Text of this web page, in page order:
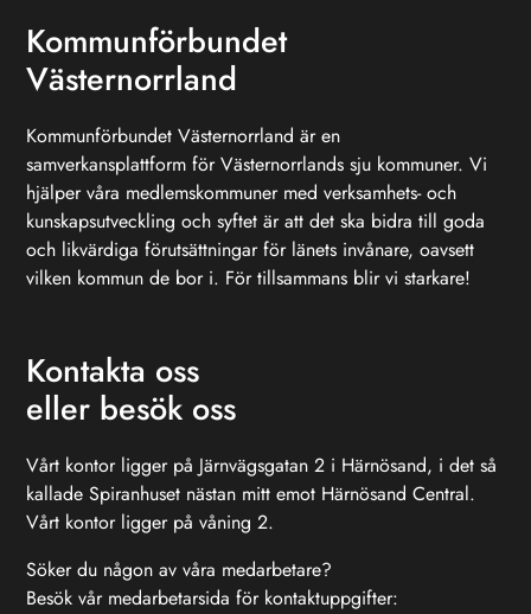
Kommunförbundet
Västernorrland
Kommunförbundet Västernorrland är en
samverkansplattform för Västernorrlands sju kommuner. Vi
hjälper våra medlemskommuner med verksamhets- och
kunskapsutveckling och syftet är att det ska bidra till goda
och likvärdiga förutsättningar för länets invånare, oavsett
vilken kommun de bor i. För tillsammans blir vi starkare!
Kontakta oss
eller besök oss
Vårt kontor ligger på Järnvägsgatan 2 i Härnösand, i det så
kallade Spiranhuset nästan mitt emot Härnösand Central.
Vårt kontor ligger på våning 2.
Söker du någon av våra medarbetare?
Besök vår medarbetarsida för kontaktuppgifter: